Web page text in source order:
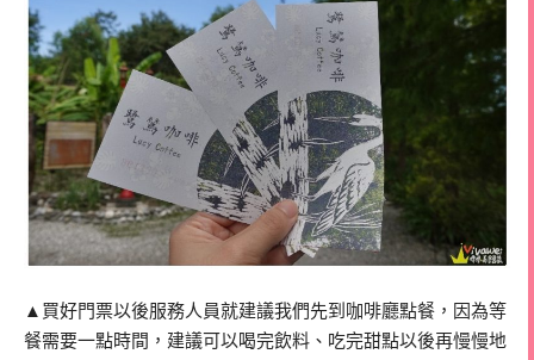
▲買好門票以後服務人員就建議我們先到咖啡廳點餐，因為等
餐需要一點時間，建議可以喝完飲料、吃完甜點以後再慢慢地